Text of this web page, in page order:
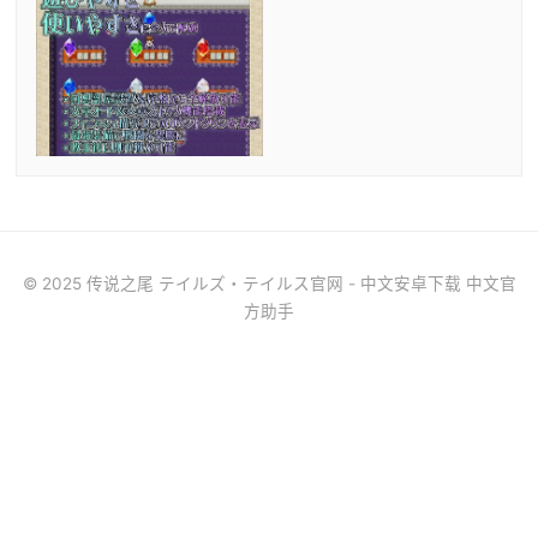
© 2025 传说之尾 テイルズ・テイルス官网 - 中文安卓下载 中文官
方助手